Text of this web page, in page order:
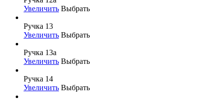
Увеличить Выбрать
Ручка 13
Увеличить Выбрать
Ручка 13а
Увеличить Выбрать
Ручка 14
Увеличить Выбрать